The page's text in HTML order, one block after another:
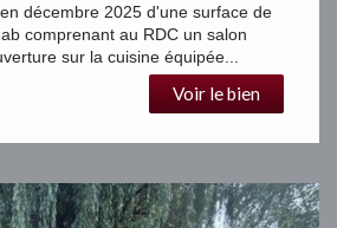
décembre 2025 d'une surface de
comprenant au RDC un salon
sur la cuisine équipée...
Voir le bien